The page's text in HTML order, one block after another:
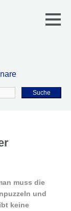
Suche
muss die
und
keine